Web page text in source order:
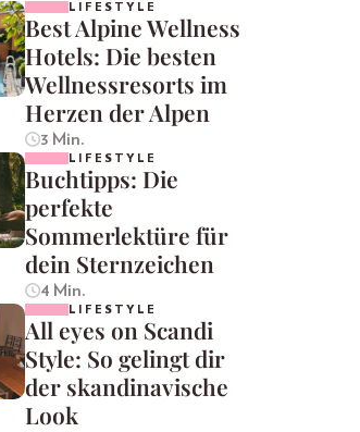
LIFESTYLE
Best Alpine Wellness
Hotels: Die besten
Wellnessresorts im
Herzen der Alpen
3 Min.
LIFESTYLE
Buchtipps: Die
perfekte
Sommerlektüre für
dein Sternzeichen
4 Min.
LIFESTYLE
All eyes on Scandi
Style: So gelingt dir
der skandinavische
Look